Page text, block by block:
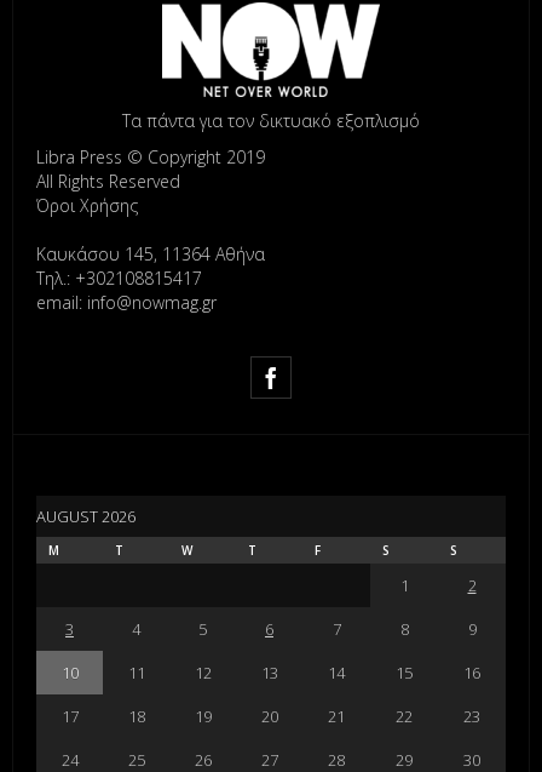
Τα πάντα για τον δικτυακό εξοπλισμό
Libra Press © Copyright 2019
All Rights Reserved
Όροι Χρήσης
Καυκάσου 145, 11364 Αθήνα
Τηλ.: +302108815417
email: info@nowmag.gr
AUGUST 2026
M T W T F S S
1
2
3
4 5 6 7 8
9
10
11 12 13 14 15
16
17
18 19 20 21 22
23
24
25 26 27 28 29 30